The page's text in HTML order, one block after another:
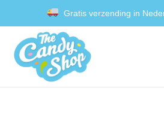
Gratis verzending in